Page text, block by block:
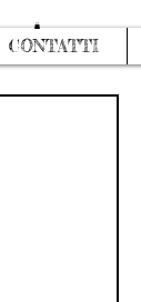
CONTATTI